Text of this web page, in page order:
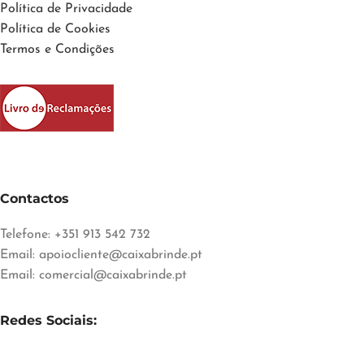
Política de Privacidade
Política de Cookies
Termos e Condições
Contactos
Telefone: +351 913 542 732
Email: apoiocliente@caixabrinde.pt
Email: comercial@caixabrinde.pt
Redes Sociais: